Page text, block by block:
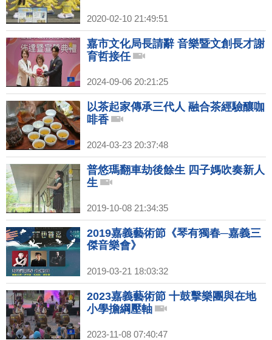
2020-02-10 21:49:51
嘉市文化局長請辭 音樂暨文創長才謝
育哲接任
2024-09-06 20:21:25
以茶起家傳承三代人 融合茶經驗釀咖
啡香
2024-03-23 20:37:48
普悠瑪翻車劫後餘生 四子媽吹奏新人
生
2019-10-08 21:34:35
2019嘉義藝術節《琴有獨春─嘉義三
傑音樂會》
2019-03-21 18:03:32
2023嘉義藝術節 十鼓擊樂團與在地
小學擔綱壓軸
2023-11-08 07:40:47